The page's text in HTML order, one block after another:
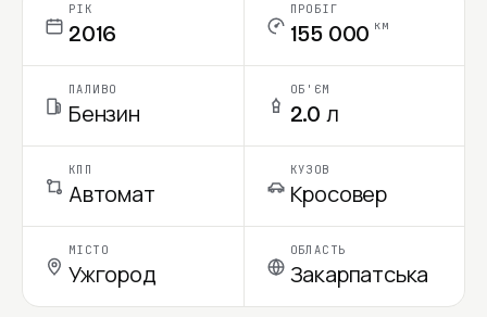
РІК
2016
ПРОБІГ
155 000 км
ПАЛИВО
Бензин
ОБ'ЄМ
2.0 л
КПП
Автомат
КУЗОВ
Кросовер
МІСТО
Ужгород
ОБЛАСТЬ
Закарпатська